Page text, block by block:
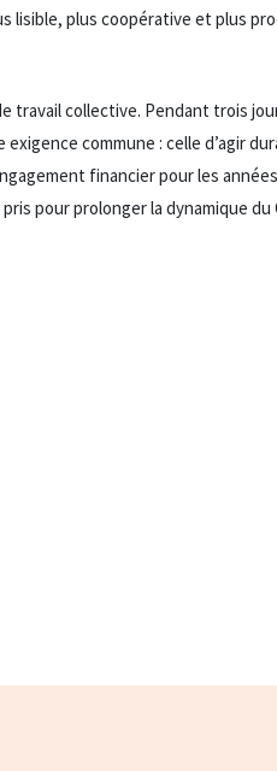
plus coopérative et plus
travail collective. Pendant trois
commune : celle d’agir
financier pour les
pour prolonger la dynamique